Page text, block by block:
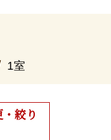
1室
絞り